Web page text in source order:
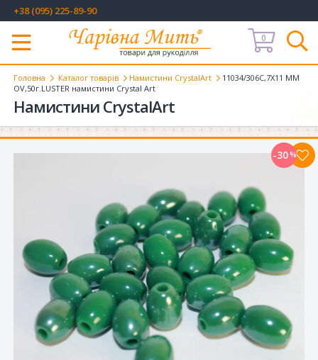
+38 (095) 225-89-90
Меню
0
Головна Каталог товарів Намистини CrystalArt
11034/306C,7X11 MM
OV,50г.LUSTER намистини Crystal Art
Намистини CrystalArt
-30%